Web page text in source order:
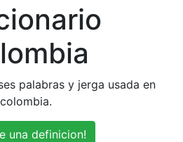
palabras y jerga usada en
colombia.
una definicion!